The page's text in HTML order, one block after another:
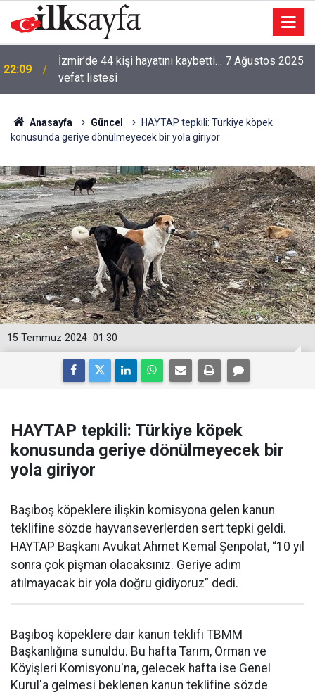
22:09
İzmir’de 44 kişi hayatını kaybetti… 7 Ağustos 2025
vefat listesi
Anasayfa Güncel
HAYTAP tepkili: Türkiye köpek
konusunda geriye dönülmeyecek bir yola giriyor
01:30
15 Temmuz 2024
HAYTAP tepkili: Türkiye köpek
konusunda geriye dönülmeyecek bir
yola giriyor
Başıboş köpeklere ilişkin komisyona gelen kanun
teklifine sözde hayvanseverlerden sert tepki geldi.
HAYTAP Başkanı Avukat Ahmet Kemal Şenpolat, “10 yıl
sonra çok pişman olacaksınız. Geriye adım
atılmayacak bir yola doğru gidiyoruz” dedi.
Başıboş köpeklere dair kanun teklifi TBMM
Başkanlığına sunuldu. Bu hafta Tarım, Orman ve
Köyişleri Komisyonu'na, gelecek hafta ise Genel
Kurul'a gelmesi beklenen kanun teklifine sözde